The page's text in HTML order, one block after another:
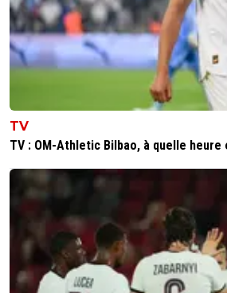
Il serait étonnant que
pour son 1er match.
0+ Répondre
21 août 2025 à 21:49
il relançait via des passes
Alors que l'on relance
depuis mai comme
Répondre
lyon1973 21 août 2025 à 19:37 +1
TV
TV : OM-Athletic Bilbao, à quelle